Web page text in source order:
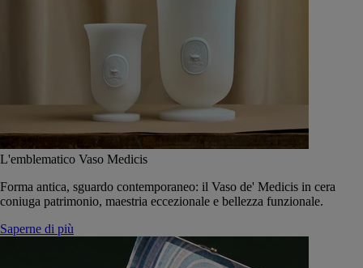
L'emblematico Vaso Medicis
Forma antica, sguardo contemporaneo: il Vaso de' Medicis in cera
coniuga patrimonio, maestria eccezionale e bellezza funzionale.
Saperne di più